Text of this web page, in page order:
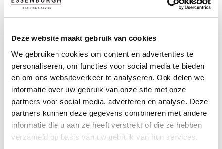
Deze website maakt gebruik van cookies
We gebruiken cookies om content en advertenties te
personaliseren, om functies voor social media te bieden
en om ons websiteverkeer te analyseren. Ook delen we
informatie over uw gebruik van onze site met onze
partners voor social media, adverteren en analyse. Deze
partners kunnen deze gegevens combineren met andere
informatie die u aan ze heeft verstrekt of die ze hebben
verzameld op basis van uw gebruik van hun services.